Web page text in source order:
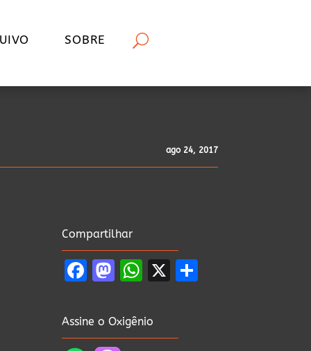
SOBRE
ago 24, 2017
Compartilhar
Facebook
Mastodon
WhatsApp
X
Assine o Oxigênio